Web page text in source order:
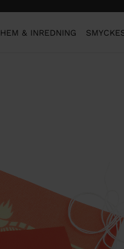
HEM & INREDNING